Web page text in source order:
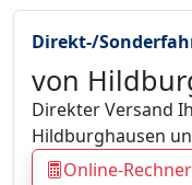
Direkt-/
von
Direkter Versand
Hildburghausen
Online-